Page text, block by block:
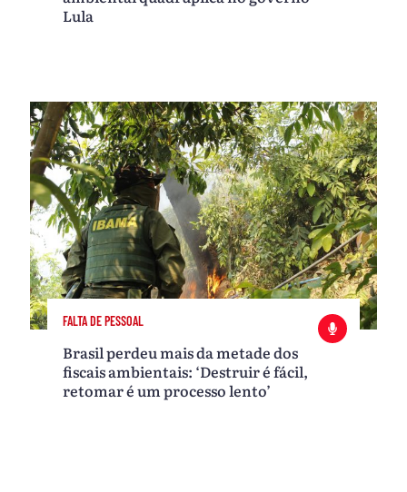
Lula
FALTA DE PESSOAL
Brasil perdeu mais da metade dos
fiscais ambientais: ‘Destruir é fácil,
retomar é um processo lento’